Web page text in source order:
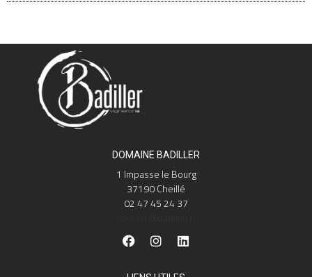
DOMAINE BADILLER
1 Impasse le Bourg
37190 Cheillé
02 47 45 24 37